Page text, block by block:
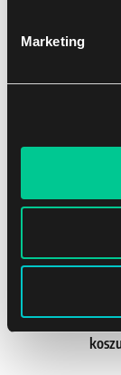
Marketing
Dostępne: > 8 szt.
Gamegenic